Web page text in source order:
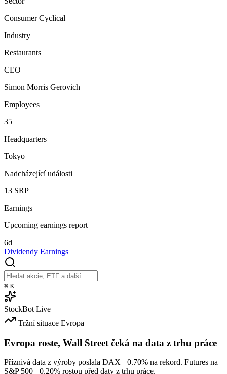
Consumer Cyclical
Industry
Restaurants
CEO
Simon Morris Gerovich
Employees
35
Headquarters
Tokyo
Nadcházející události
13 SRP
Earnings
Upcoming earnings report
6d
Dividendy Earnings
⌘ K
StockBot Live
Tržní situace Evropa
Evropa roste, Wall Street čeká na data z trhu práce
Příznivá data z výroby poslala DAX +0.70% na rekord. Futures na
S&P 500 +0.20% rostou před daty z trhu práce.